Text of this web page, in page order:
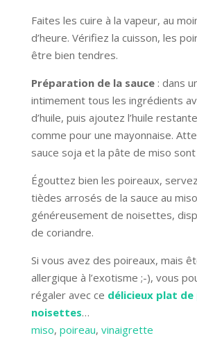
Faites les cuire à la vapeur, au
d’heure. Vérifiez la cuisson, les
être bien tendres.
Préparation de la sauce: dans
intimement tous les ingrédients
d’huile, puis ajoutez l’huile
comme pour une mayonnaise.
sauce soja et la pâte de miso
Égouttez bien les poireaux,
tièdes arrosés de la sauce au
généreusement de noisettes,
de coriandre.
Si vous avez des poireaux, mais
allergique à l’exotisme ;-), vous
régaler avec ce délicieux plat de
noisettes…
miso, poireau, vinaigrette